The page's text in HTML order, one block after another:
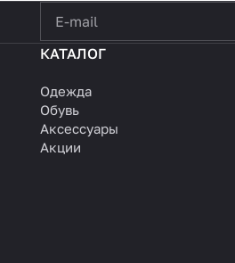
КАТАЛОГ
Одежда
Обувь
Аксессуары
Акции